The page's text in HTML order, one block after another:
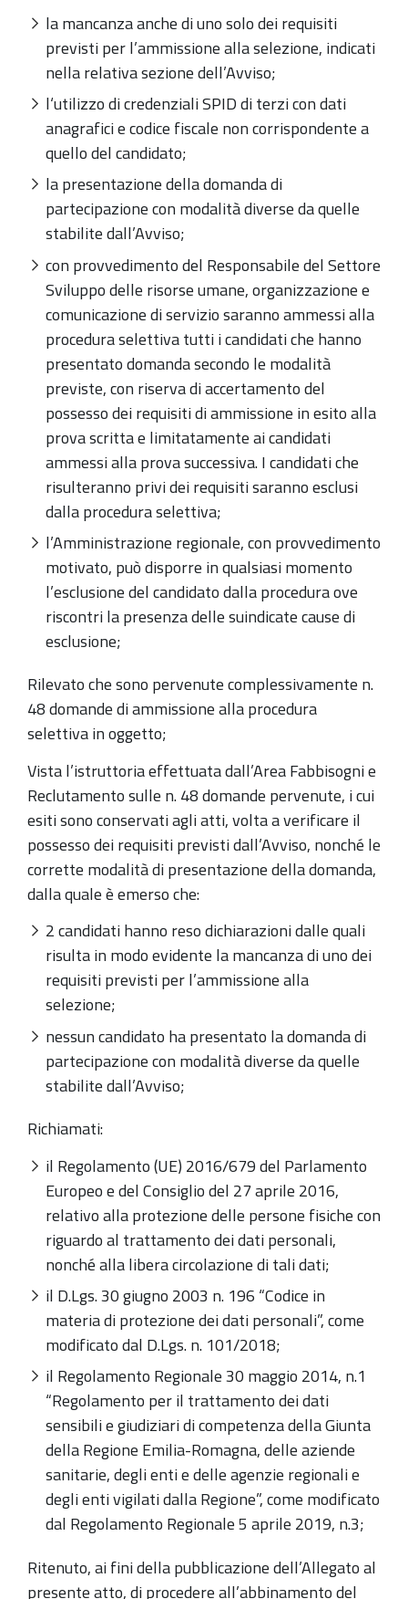
la mancanza anche di uno solo dei requisiti
previsti per l’ammissione alla selezione, indicati
nella relativa sezione dell’Avviso;
l‘utilizzo di credenziali SPID di terzi con dati
anagrafici e codice fiscale non corrispondente a
quello del candidato;
la presentazione della domanda di
partecipazione con modalità diverse da quelle
stabilite dall’Avviso;
con provvedimento del Responsabile del Settore
Sviluppo delle risorse umane, organizzazione e
comunicazione di servizio saranno ammessi alla
procedura selettiva tutti i candidati che hanno
presentato domanda secondo le modalità
previste, con riserva di accertamento del
possesso dei requisiti di ammissione in esito alla
prova scritta e limitatamente ai candidati
ammessi alla prova successiva. I candidati che
risulteranno privi dei requisiti saranno esclusi
dalla procedura selettiva;
l’Amministrazione regionale, con provvedimento
motivato, può disporre in qualsiasi momento
l’esclusione del candidato dalla procedura ove
riscontri la presenza delle suindicate cause di
esclusione;
Rilevato che sono pervenute complessivamente n.
48 domande di ammissione alla procedura
selettiva in oggetto;
Vista l’istruttoria effettuata dall’Area Fabbisogni e
Reclutamento sulle n. 48 domande pervenute, i cui
esiti sono conservati agli atti, volta a verificare il
possesso dei requisiti previsti dall’Avviso, nonché le
corrette modalità di presentazione della domanda,
dalla quale è emerso che:
2 candidati hanno reso dichiarazioni dalle quali
risulta in modo evidente la mancanza di uno dei
requisiti previsti per l’ammissione alla
selezione;
nessun candidato ha presentato la domanda di
partecipazione con modalità diverse da quelle
stabilite dall’Avviso;
Richiamati:
il Regolamento (UE) 2016/679 del Parlamento
Europeo e del Consiglio del 27 aprile 2016,
relativo alla protezione delle persone fisiche con
riguardo al trattamento dei dati personali,
nonché alla libera circolazione di tali dati;
il D.Lgs. 30 giugno 2003 n. 196 “Codice in
materia di protezione dei dati personali”, come
modificato dal D.Lgs. n. 101/2018;
il Regolamento Regionale 30 maggio 2014, n.1
“Regolamento per il trattamento dei dati
sensibili e giudiziari di competenza della Giunta
della Regione Emilia-Romagna, delle aziende
sanitarie, degli enti e delle agenzie regionali e
degli enti vigilati dalla Regione”, come modificato
dal Regolamento Regionale 5 aprile 2019, n.3;
Ritenuto, ai fini della pubblicazione dell’Allegato al
presente atto, di procedere all’abbinamento del